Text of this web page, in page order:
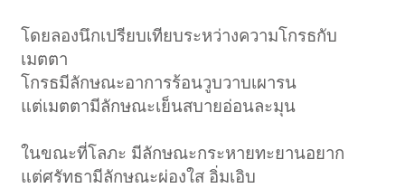
โดยลองนึกเปรียบเทียบระหว่างความโกรธกับ
เมตตา
โกรธมีลักษณะอาการร้อนวูบวาบเผารน
แต่เมตตามีลักษณะเย็นสบายอ่อนละมุน
ในขณะที่โลภะ มีลักษณะกระหายทะยานอยาก
แต่ศรัทธามีลักษณะผ่องใส อิ่มเอิบ